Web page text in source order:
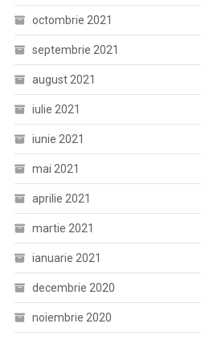
octombrie 2021
septembrie 2021
august 2021
iulie 2021
iunie 2021
mai 2021
aprilie 2021
martie 2021
ianuarie 2021
decembrie 2020
noiembrie 2020